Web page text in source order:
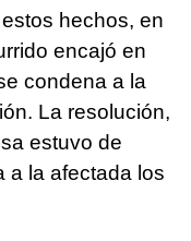
hechos, en
encajó en
condena a la
La resolución,
estuvo de
a la afectada los